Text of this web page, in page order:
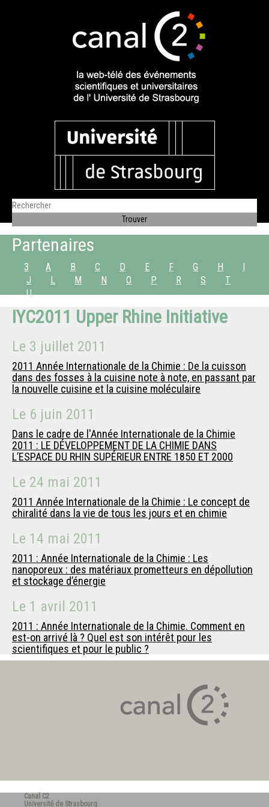
Partenaires
3 A B C D E F G H
I
J
L M N O P R S
T
U
IYC2011 Upper Rhine Initiative
Le 3 juillet 2011
2011 Année Internationale de la Chimie : De la cuisson
dans des fosses à la cuisine note à note, en passant par
la nouvelle cuisine et la cuisine moléculaire
Le 6 juin 2011
Dans le cadre de l'Année Internationale de la Chimie
2011 : LE DÉVELOPPEMENT DE LA CHIMIE DANS
L’ESPACE DU RHIN SUPÉRIEUR ENTRE 1850 ET 2000
Le 24 mai 2011
2011 Année Internationale de la Chimie : Le concept de
chiralité dans la vie de tous les jours et en chimie
Le 14 mai 2011
2011 : Année Internationale de la Chimie : Les
nanoporeux : des matériaux prometteurs en dépollution
et stockage d’énergie
Le 1 avril 2011
2011 : Année Internationale de la Chimie. Comment en
est-on arrivé là ? Quel est son intérêt pour les
scientifiques et pour le public ?
Canal C2
Université de Strasbourg